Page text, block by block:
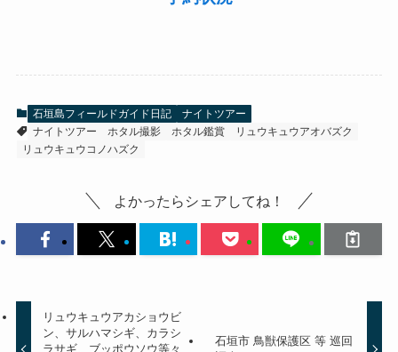
石垣島フィールドガイド日記
ナイトツアー
ナイトツアー
ホタル撮影 ホタル鑑賞
リュウキュウアオバズク
リュウキュウコノハズク
よかったらシェアしてね！
リュウキュウアカショウビ
ン、サルハマシギ、カラシ
ラサギ、ブッポウソウ等々
石垣市 鳥獣保護区 等 巡回